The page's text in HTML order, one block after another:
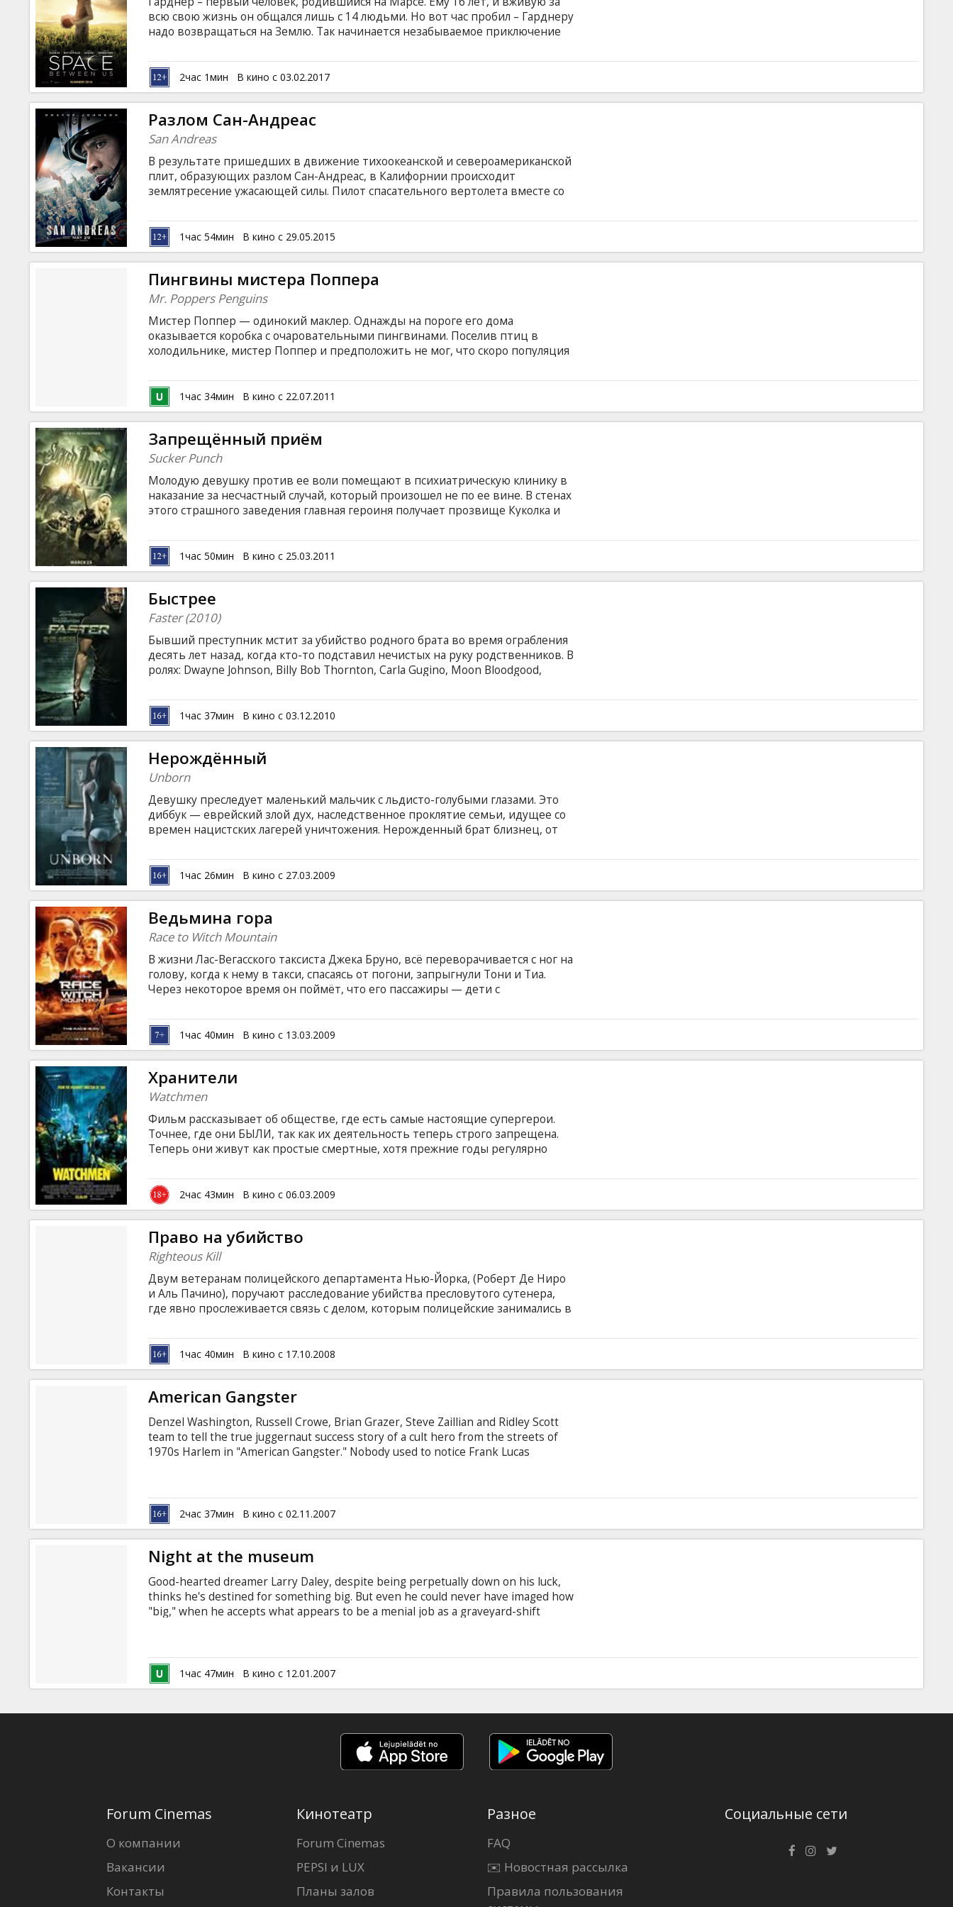
всю свою жизнь он общался лишь с 14 людьми. Но вот час пробил – Гарднеру
надо возвращаться на Землю. Так начинается незабываемое приключение
Интернет-переписке" Тулса, с которой Гарднер познакомился еще будучи на
Марсе. Несмотря на сомнения насчет здравости рассудка своего нового
друга, Тулса берется помочь., с которой Гарднер познакомился еще будучи
на Марсе. Фильм на английском языке с субтитрами на латышском и русском
языках.
2час 1мин В кино с 03.02.2017
Разлом Сан-Андреас
San Andreas
В результате пришедших в движение тихоокеанской и североамериканской
плит, образующих разлом Сан-Андреас, в Калифорнии происходит
землятресение ужасающей силы. Пилот спасательного вертолета вместе со
дочь. Между тем масштабы катастрофы все увеличиваются! Фильм на
английском языке с субтитрами на латышском и русском языках.
1час 54мин В кино с 29.05.2015
Пингвины мистера Поппера
Mr. Poppers Penguins
Мистер Поппер — одинокий маклер. Oднажды на пороге его дома
оказывается коробка с очаровательными пингвинами. Поселив птиц в
холодильнике, мистер Поппер и предположить не мог, что скоро популяция
свести концы с концами и обуздать прожорливую и беспокойную стаю, он
организовывает частный цирк Режиссер: Mark Waters В ролях : Jim Carrey,
Carla Gugino, Angela Lansbury, Ophelia Lovibond, Madeline Carroll, Clark Gregg
Фильм на английском языке с субтитрами на латышском и русском языках.
1час 34мин В кино с 22.07.2011
Запрещённый приём
Sucker Punch
Молодую девушку против ее воли помещают в психиатрическую клинику в
наказание за несчастный случай, который произошел не по ее вине. В стенах
этого страшного заведения главная героиня получает прозвище Куколка и
захватывающий бой за право быть свободными. Подругам придется
использовать свое воображение, всевозможное оружие и всяческие
ухищрения, чтобы отыскать пять таинственных предметов – пять ключей к
своей свободе!
1час 50мин В кино с 25.03.2011
Быстрее
Faster (2010)
Бывший преступник мстит за убийство родного брата во время ограбления
десять лет назад, когда кто-то подставил нечистых на руку родственников. В
ролях: Dwayne Johnson, Billy Bob Thornton, Carla Gugino, Moon Bloodgood,
Gayton Продюсер: Martin Shafer Фильм на английском языке с субтитрами на
латышском и русском языках.
1час 37мин В кино с 03.12.2010
Нерождённый
Unborn
Девушку преследует маленький мальчик с льдисто-голубыми глазами. Это
диббук — еврейский злой дух, наследственное проклятие семьи, идущее со
времен нацистских лагерей уничтожения. Нерожденный брат близнец, от
раввин, который должен провести над ней обряд еврейского экзорцизма. В
ролях: Odette Yustman, Gary Oldman, Meagan Good, Cam Gigandet, James Remar
with Jane Alexander and Idris Elba Режиссёр: David Goyer Фильм на английском
языке с субтитрами на латышском и русском языках.
1час 26мин В кино с 27.03.2009
Ведьмина гора
Race to Witch Mountain
В жизни Лас-Вегасского таксиста Джека Бруно, всё переворачивается с ног на
голову, когда к нему в такси, спасаясь от погони, запрыгнули Тони и Тиа.
Через некоторое время он поймёт, что его пассажиры — дети с
безжалостных преследователей. Актеры: Карла Гуджино, Дуэйн Джонсон,
Кристин Лэйкин, Анна-Cофия Робб, Чич Марин, Том Эверетт Скотт, Киаран
Хиндс, Александр Людвиг, Крис Маркетт, Ким Ричардс Режиссер: Энди
Фикмен Фильм на английском языке с субтитрами на латышском и русском
языках.
1час 40мин В кино с 13.03.2009
Хранители
Watchmen
Фильм рассказывает об обществе, где есть самые настоящие супергерои.
Точнее, где они БЫЛИ, так как их деятельность теперь строго запрещена.
Теперь они живут как простые смертные, хотя прежние годы регулярно
имени Роршах, который пытается расследовать убийство своего бывшего
товарища.2час 43мин В кино с 06.03.2009
Право на убийство
Righteous Kill
Двум ветеранам полицейского департамента Нью-Йорка, (Роберт Де Ниро
и Аль Пачино), поручают расследование убийства пресловутого сутенера,
где явно прослеживается связь с делом, которым полицейские занимались в
преступник, у тела которого найдено четверостишье, оправдывающее
убийство. Но когда за этим преступлением следует ряд других убийств,
становится ясно, что детективы ищут серийного убийцу. Они ищут того, чья
месть обращена на преступников, по каким-то причинам избежавшим
правосудия.
1час 40мин В кино с 17.10.2008
American Gangster
Denzel Washington, Russell Crowe, Brian Grazer, Steve Zaillian and Ridley Scott
team to tell the true juggernaut success story of a cult hero from the streets of
1970s Harlem in "American Gangster." Nobody used to notice Frank Lucas
in the power structure to build his own empire and create his own version of the
American Dream.
2час 37мин В кино с 02.11.2007
Night at the museum
Good-hearted dreamer Larry Daley, despite being perpetually down on his luck,
thinks he's destined for something big. But even he could never have imaged how
"big," when he accepts what appears to be a menial job as a graveyard-shift
1час 47мин В кино с 12.01.2007
Forum Cinemas
О компании
Вакансии
Контакты
Кинотеатр
Forum Cinemas
PEPSI и LUX
Планы залов
Разное
FAQ
✉️ Новостная рассылка
Правила пользования
Социальные сети